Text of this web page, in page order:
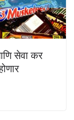
सेवा कर